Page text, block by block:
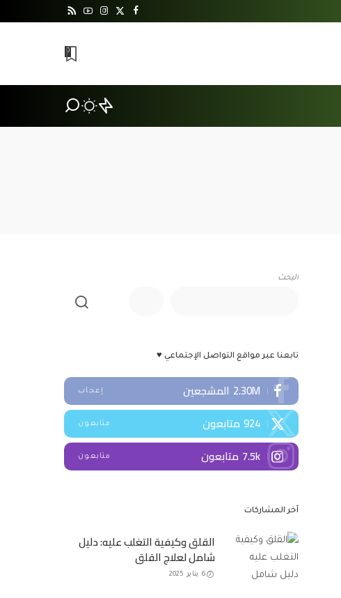
0
البحث
تابعنا عبر مواقع التواصل الإجتماعي ♥
2.30M المشجعين إعجاب
924 متابعون متابعون
7.5k متابعون متابعون
آخر المشاركات
القلق وكيفية التغلب عليه: دليل
شامل لعلاج القلق
6 يناير 2025